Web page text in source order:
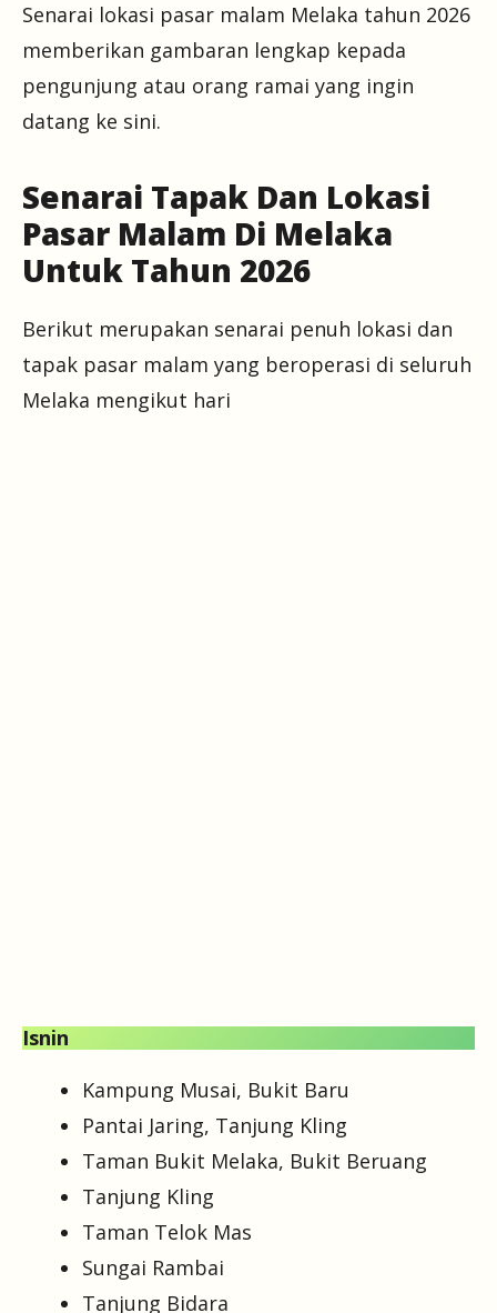
Senarai lokasi pasar malam Melaka tahun 2026
memberikan gambaran lengkap kepada
pengunjung atau orang ramai yang ingin
datang ke sini.
Senarai Tapak Dan Lokasi
Pasar Malam Di Melaka
Untuk Tahun 2026
Berikut merupakan senarai penuh lokasi dan
tapak pasar malam yang beroperasi di seluruh
Melaka mengikut hari
Isnin
Kampung Musai, Bukit Baru
Pantai Jaring, Tanjung Kling
Taman Bukit Melaka, Bukit Beruang
Tanjung Kling
Taman Telok Mas
Sungai Rambai
Tanjung Bidara